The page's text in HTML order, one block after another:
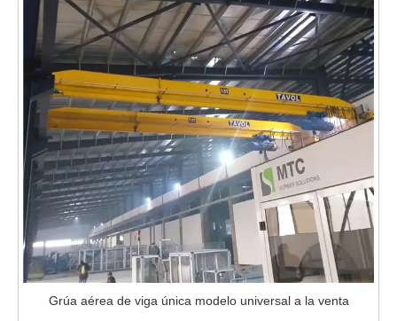
Grúa aérea de viga única modelo universal a la venta